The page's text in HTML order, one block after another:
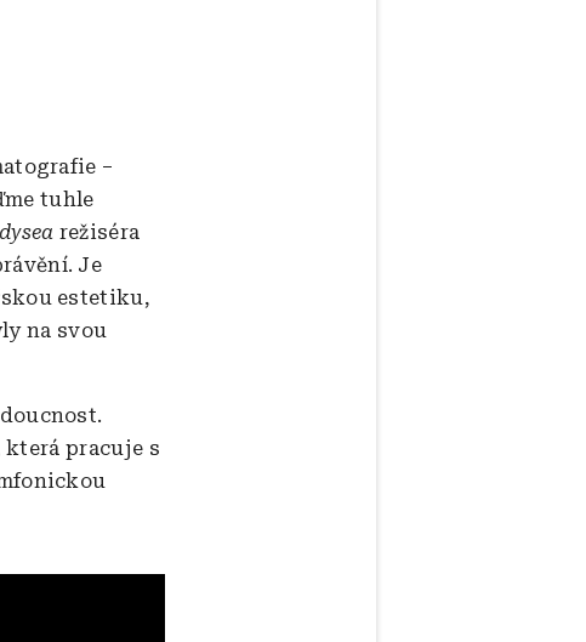
–
tuhle
režiséra
Je
estetiku,
na svou
pracuje s